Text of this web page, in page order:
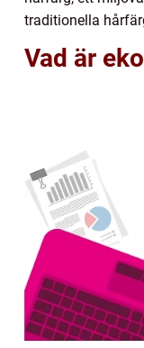
traditionella
Vad är